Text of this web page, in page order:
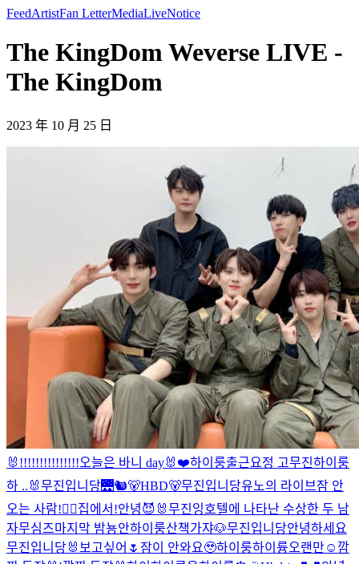
FeedArtistFan LetterMediaLiveNotice
The KingDom Weverse LIVE -
The KingDom
2023 年 10 月 25 日
🐰!!!!!!!!!!!!!!!오늘은 바니 day🐰❤️하이룽출근요정 고무진하이룽
하 .. 🐰무진입니당🌉🐿️🐻HBD🐻무진입니당유노의 라이브잠 안
오는 사람!✌🏻집에서!안녕😈🐰무진잉호텔에 나타난 수상한 두 남
자무심즈마지막 밤뇽안하이룽산책가쟈🐶무진입니당안녕하세요
무진입니당🐰 보고싶어🌷 잠이 안와요🥹하이룽하이륭오랜만☺️ 깜